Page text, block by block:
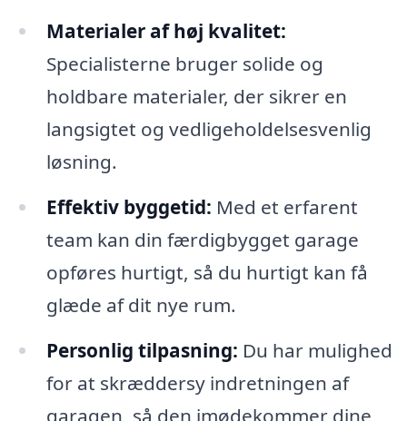
Materialer af høj kvalitet:
Specialisterne bruger solide og
holdbare materialer, der sikrer en
langsigtet og vedligeholdelsesvenlig
løsning.
Effektiv byggetid: Med et erfarent
team kan din færdigbygget garage
opføres hurtigt, så du hurtigt kan få
glæde af dit nye rum.
Personlig tilpasning: Du har mulighed
for at skræddersy indretningen af
garagen, så den imødekommer dine